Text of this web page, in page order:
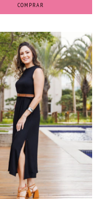
COMPRAR